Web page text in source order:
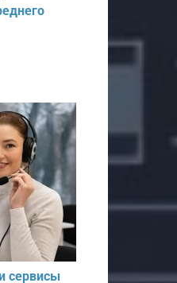
сервисы